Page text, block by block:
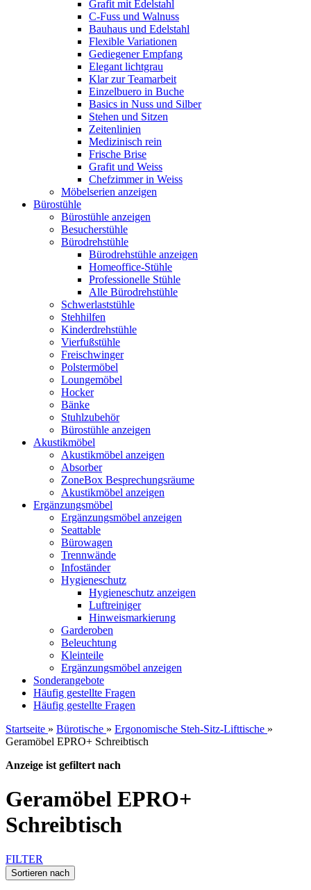
Grafit mit Edelstahl
C-Fuss und Walnuss
Bauhaus und Edelstahl
Flexible Variationen
Gediegener Empfang
Elegant lichtgrau
Klar zur Teamarbeit
Einzelbuero in Buche
Basics in Nuss und Silber
Stehen und Sitzen
Zeitenlinien
Medizinisch rein
Frische Brise
Grafit und Weiss
Chefzimmer in Weiss
Möbelserien anzeigen
Bürostühle
Bürostühle anzeigen
Besucherstühle
Bürodrehstühle
Bürodrehstühle anzeigen
Homeoffice-Stühle
Professionelle Stühle
Alle Bürodrehstühle
Schwerlaststühle
Stehhilfen
Kinderdrehstühle
Vierfußstühle
Freischwinger
Polstermöbel
Loungemöbel
Hocker
Bänke
Stuhlzubehör
Bürostühle anzeigen
Akustikmöbel
Akustikmöbel anzeigen
Absorber
ZoneBox Besprechungsräume
Akustikmöbel anzeigen
Ergänzungsmöbel
Ergänzungsmöbel anzeigen
Seattable
Bürowagen
Trennwände
Infoständer
Hygieneschutz
Hygieneschutz anzeigen
Luftreiniger
Hinweismarkierung
Garderoben
Beleuchtung
Kleinteile
Ergänzungsmöbel anzeigen
Sonderangebote
Häufig gestellte Fragen
Häufig gestellte Fragen
Startseite » Bürotische » Ergonomische Steh-Sitz-Lifttische »
Geramöbel EPRO+ Schreibtisch
Anzeige ist gefiltert nach
Geramöbel EPRO+
Schreibtisch
FILTER
Sortieren nach